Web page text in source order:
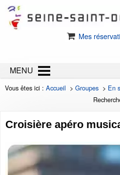
Mes
MENU
Vous êtes ici : Accueil > Groupes > En
Croisière apéro